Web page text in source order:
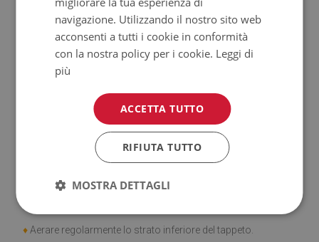
Prodotto facile da pulire, resistente alle macchie e
all'acqua.
del tempo (es. abrasioni) non sono soggetti a reclami.
Come prendersi cura del prodotto?
♦ Aerare regolarmente lo strato inferiore del tappeto.
navigazione. Utilizzando il nostro sito web
acconsenti a tutti i cookie in conformità
con la nostra policy per i cookie. Leggi di
più
ACCETTA TUTTO
RIFIUTA TUTTO
MOSTRA DETTAGLI